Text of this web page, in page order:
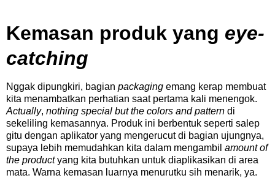
Kemasan produk yang eye-
catching
Nggak dipungkiri, bagian packaging emang kerap membuat
kita menambatkan perhatian saat pertama kali menengok.
Actually, nothing special but the colors and pattern di
sekeliling kemasannya. Produk ini berbentuk seperti salep
gitu dengan aplikator yang mengerucut di bagian ujungnya,
supaya lebih memudahkan kita dalam mengambil amount of
the productyang kita butuhkan untuk diaplikasikan di area
mata. Warna kemasan luarnya menurutku sih menarik, ya.